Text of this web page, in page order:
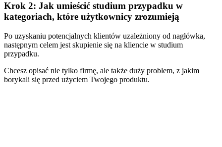
Krok 2: Jak umieścić studium przypadku w
kategoriach, które użytkownicy zrozumieją
Po uzyskaniu potencjalnych klientów uzależniony od nagłówka,
następnym celem jest skupienie się na kliencie w studium
przypadku.
Chcesz opisać nie tylko firmę, ale także duży problem, z jakim
borykali się przed użyciem Twojego produktu.